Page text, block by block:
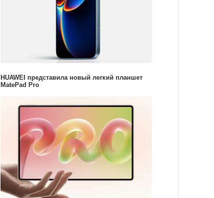
HUAWEI представила новый легкий планшет
MatePad Pro